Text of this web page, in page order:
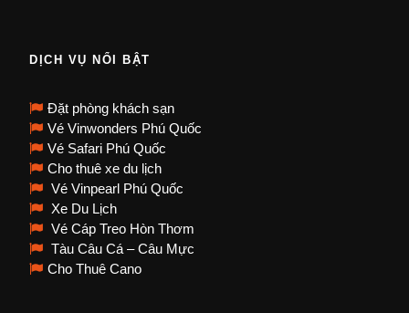
DỊCH VỤ NỔI BẬT
Đặt phòng khách sạn
Vé Vinwonders Phú Quốc
Vé Safari Phú Quốc
Cho thuê xe du lịch
Vé Vinpearl Phú Quốc
Xe Du Lịch
Vé Cáp Treo Hòn Thơm
Tàu Câu Cá – Câu Mực
Cho Thuê Cano